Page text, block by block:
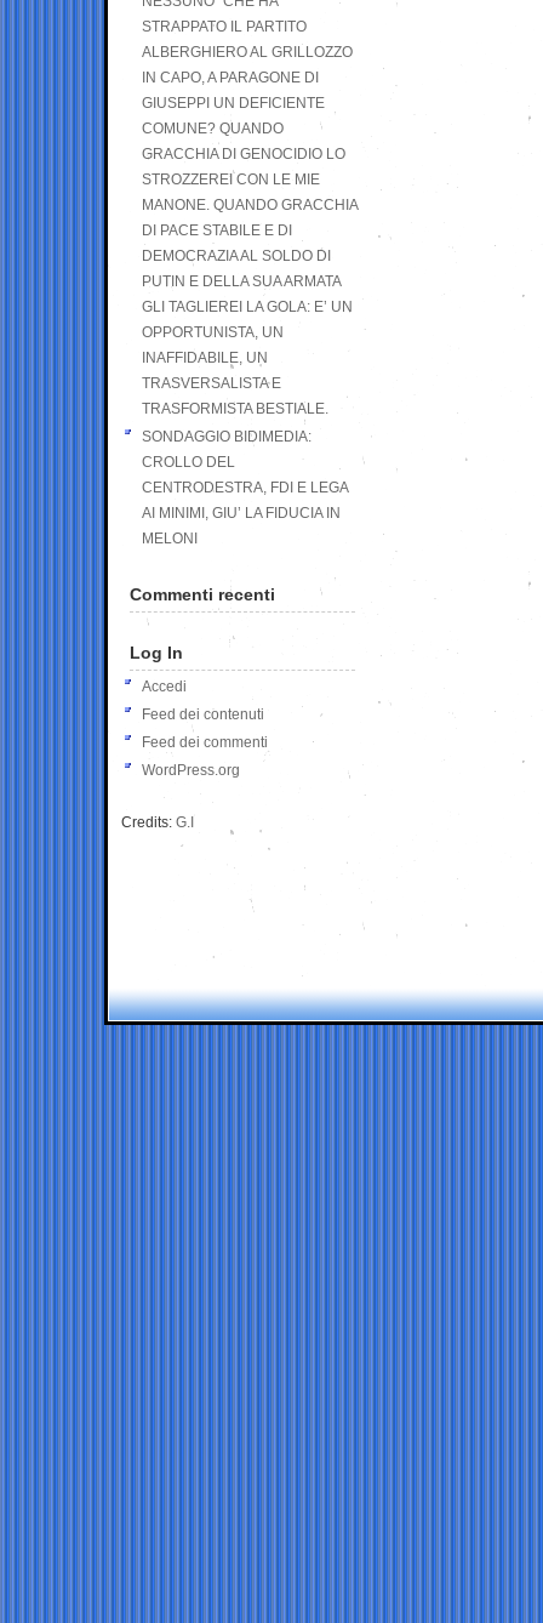
STRAPPATO IL PARTITO
ALBERGHIERO AL GRILLOZZO
IN CAPO, A PARAGONE DI
GIUSEPPI UN DEFICIENTE
COMUNE? QUANDO
GRACCHIA DI GENOCIDIO LO
STROZZEREI CON LE MIE
MANONE. QUANDO GRACCHIA
DI PACE STABILE E DI
DEMOCRAZIA AL SOLDO DI
PUTIN E DELLA SUA ARMATA
GLI TAGLIEREI LA GOLA: E’ UN
OPPORTUNISTA, UN
INAFFIDABILE, UN
TRASVERSALISTA E
TRASFORMISTA BESTIALE.
SONDAGGIO BIDIMEDIA:
CROLLO DEL
CENTRODESTRA, FDI E LEGA
AI MINIMI, GIU’ LA FIDUCIA IN
MELONI
Commenti recenti
Log In
Accedi
Feed dei contenuti
Feed dei commenti
WordPress.org
Credits: G.I